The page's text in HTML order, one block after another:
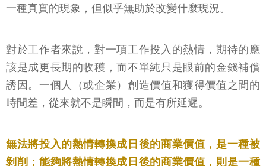
一種真實的現象，但似乎無助於改變什麼現況。
對於工作者來說，對一項工作投入的熱情，期待的應
該是成更長期的收穫，而不單純只是眼前的金錢補償
誘因。一個人（或企業）創造價值和獲得價值之間的
時間差，從來就不是瞬間，而是有所延遲。
無法將投入的熱情轉換成日後的商業價值，是一種被
剝削；能夠將熱情轉換成日後的商業價值，則是一種